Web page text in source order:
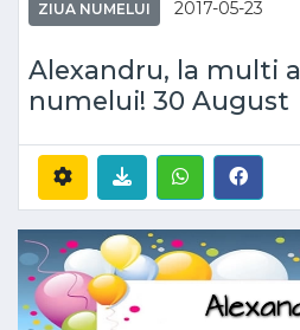
ZIUA NUMELUI 2017-05-23
Alexandru, la multi
numelui! 30 August